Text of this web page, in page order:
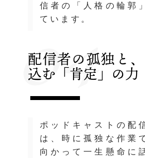
信者の「人格の輪郭
ています。
配信者の孤独と
込む「肯定」の力
04
ポッドキャストの配
は、時に孤独な作業
向かって一生懸命に